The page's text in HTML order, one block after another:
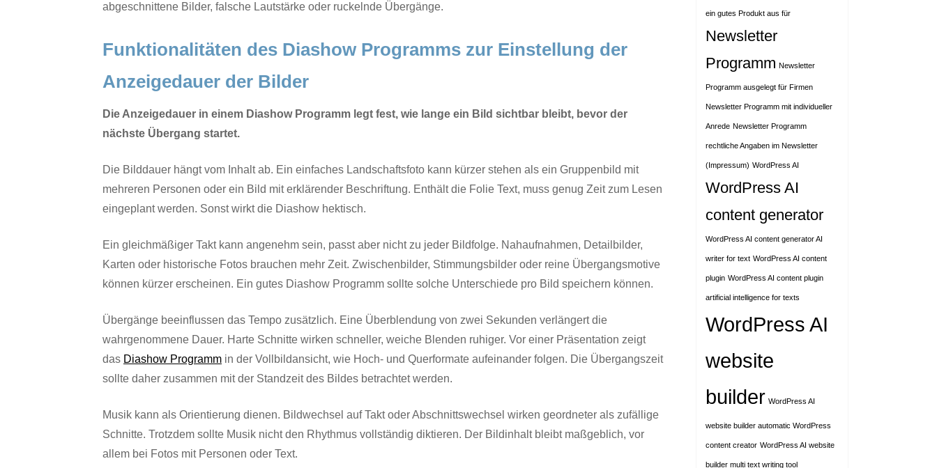
abgeschnittene Bilder, falsche Lautstärke oder ruckelnde Übergänge.
Funktionalitäten des Diashow Programms zur Einstellung der
Anzeigedauer der Bilder
Die Anzeigedauer in einem Diashow Programm legt fest, wie lange ein Bild sichtbar bleibt, bevor der
nächste Übergang startet.
Die Bilddauer hängt vom Inhalt ab. Ein einfaches Landschaftsfoto kann kürzer stehen als ein Gruppenbild mit
mehreren Personen oder ein Bild mit erklärender Beschriftung. Enthält die Folie Text, muss genug Zeit zum Lesen
eingeplant werden. Sonst wirkt die Diashow hektisch.
Ein gleichmäßiger Takt kann angenehm sein, passt aber nicht zu jeder Bildfolge. Nahaufnahmen, Detailbilder,
Karten oder historische Fotos brauchen mehr Zeit. Zwischenbilder, Stimmungsbilder oder reine Übergangsmotive
können kürzer erscheinen. Ein gutes Diashow Programm sollte solche Unterschiede pro Bild speichern können.
Übergänge beeinflussen das Tempo zusätzlich. Eine Überblendung von zwei Sekunden verlängert die
wahrgenommene Dauer. Harte Schnitte wirken schneller, weiche Blenden ruhiger. Vor einer Präsentation zeigt
das Diashow Programm in der Vollbildansicht, wie Hoch- und Querformate aufeinander folgen. Die Übergangszeit
sollte daher zusammen mit der Standzeit des Bildes betrachtet werden.
Musik kann als Orientierung dienen. Bildwechsel auf Takt oder Abschnittswechsel wirken geordneter als zufällige
Schnitte. Trotzdem sollte Musik nicht den Rhythmus vollständig diktieren. Der Bildinhalt bleibt maßgeblich, vor
allem bei Fotos mit Personen oder Text.
ein gutes Produkt aus für
Newsletter
Programm Newsletter
Programm ausgelegt für Firmen
Newsletter Programm mit individueller
Anrede Newsletter Programm
rechtliche Angaben im Newsletter
(Impressum) WordPress AI
WordPress AI
content generator
WordPress AI content generator AI
writer for text WordPress AI content
plugin WordPress AI content plugin
artificial intelligence for texts
WordPress AI
website
builder WordPress AI
website builder automatic WordPress
content creator WordPress AI website
builder multi text writing tool